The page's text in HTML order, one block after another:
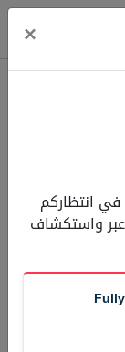
Modern
مربع)
×
في انتظاركم
واستكشاف